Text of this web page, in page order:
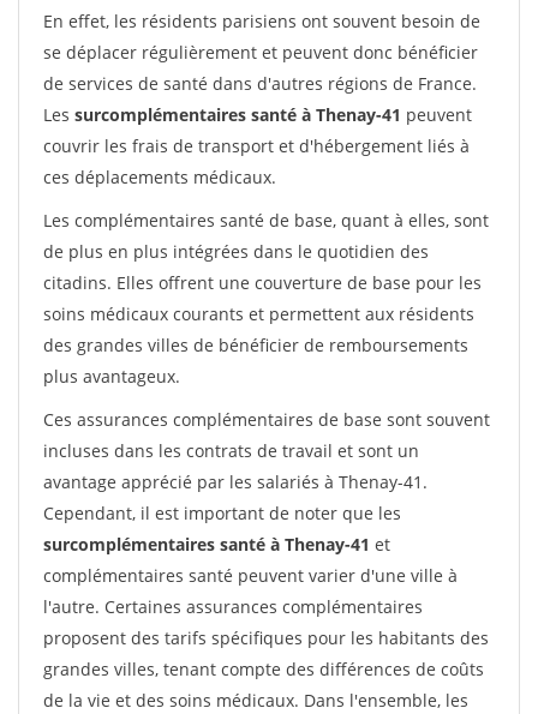
En effet, les résidents parisiens ont souvent besoin de
se déplacer régulièrement et peuvent donc bénéficier
de services de santé dans d'autres régions de France.
Les surcomplémentaires santé à Thenay-41 peuvent
couvrir les frais de transport et d'hébergement liés à
ces déplacements médicaux.
Les complémentaires santé de base, quant à elles, sont
de plus en plus intégrées dans le quotidien des
citadins. Elles offrent une couverture de base pour les
soins médicaux courants et permettent aux résidents
des grandes villes de bénéficier de remboursements
plus avantageux.
Ces assurances complémentaires de base sont souvent
incluses dans les contrats de travail et sont un
avantage apprécié par les salariés à Thenay-41.
Cependant, il est important de noter que les
surcomplémentaires santé à Thenay-41 et
complémentaires santé peuvent varier d'une ville à
l'autre. Certaines assurances complémentaires
proposent des tarifs spécifiques pour les habitants des
grandes villes, tenant compte des différences de coûts
de la vie et des soins médicaux. Dans l'ensemble, les